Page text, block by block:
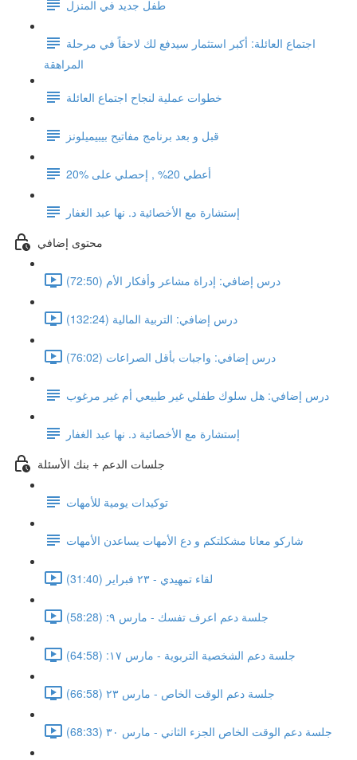
طفل جديد في المنزل
اجتماع العائلة: أكبر استثمار سيدفع لك لاحقاً في مرحلة
المراهقة
خطوات عملية لنجاح اجتماع العائلة
قبل و بعد برنامج مفاتيح بيبيميلونز
أعطي 20% , إحصلي على %20
إستشارة مع الأخصائية د. نها عبد الغفار
محتوى إضافي
درس إضافي: إدراة مشاعر وأفكار الأم (72:50)
درس إضافي: التربية المالية (132:24)
درس إضافي: واجبات بأقل الصراعات (76:02)
درس إضافي: هل سلوك طفلي غير طبيعي أم غير مرغوب
إستشارة مع الأخصائية د. نها عبد الغفار
جلسات الدعم + بنك الأسئلة
توكيدات يومية للأمهات
شاركو معانا مشكلتكم و دع الأمهات يساعدن الأمهات
لقاء تمهيدي - ٢٣ فبراير (31:40)
جلسة دعم اعرف تفسك - مارس ٩: (58:28)
جلسة دعم الشخصية التربوية - مارس ١٧: (64:58)
جلسة دعم الوقت الخاص - مارس ٢٣ (66:58)
جلسة دعم الوقت الخاص الجزء الثاني - مارس ٣٠ (68:33)